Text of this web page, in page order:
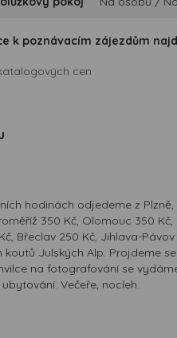
k poznávacím zájezdům
cen
hodinách odjedeme z
350 Kč, Olomouc 350
Břeclav 250 Kč, Jihlava-
koutů Julských Alp. Projdeme
na fotografování se
Večeře, nocleh.